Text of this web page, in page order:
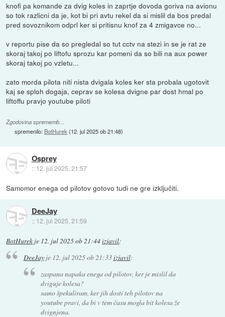
knofi pa komande za dvig koles in zaprtje dovoda goriva na avionu
so tok razlicni da je, kot bi pri avtu rekel da si mislil da bos predal
pred sovoznikom odprl ker si pritisnu knof za 4 zmigavce no...
v reportu pise da so pregledal so tut cctv na stezi in se je rat ze
skoraj takoj po liftofu sprozu kar pomeni da so bili na aux power
skoraj takoj po vzletu...
zato morda pilota niti nista dvigala koles ker sta probala ugotovit
kaj se sploh dogaja, ceprav se kolesa dvigne par dost hmal po
liftoffu pravjo youtube piloti
Zgodovina sprememb…
spremenilo: BotHurek (12. jul 2025 ob 21:48)
Osprey
:: 12. jul 2025, 21:57
Samomor enega od pilotov gotovo tudi ne gre izključiti.
DeeJay
:: 12. jul 2025, 21:59
BotHurek je 12. jul 2025 ob 21:44izjavil:
DeeJayje 12. jul 2025 ob 21:33izjavil:
zaspana napaka enega od pilotov, ker je mislil da
dviguje kolesa?
samo špekuliram, ker jih dosti teh pilotov na
youtube pravi, da bi v tem času mogla bit kolesa že
dvignjena.